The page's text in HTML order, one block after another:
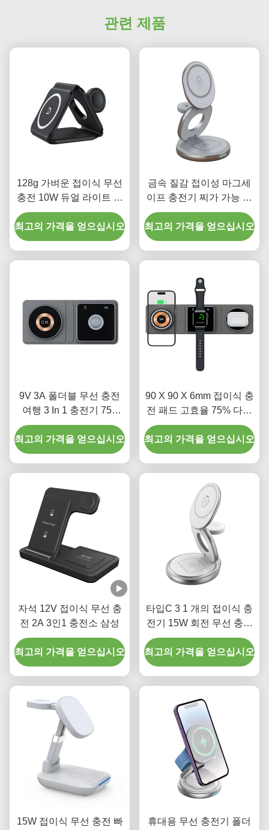
관련 제품
128g 가벼운 접이식 무선
충전 10W 듀얼 라이트 디
스플레이 디자인
최고의 가격을 얻으십시오
금속 질감 접이성 마그세
이프 충전기 찌가 가능 여
러 기기용 진크 합금 무선
충전기
최고의 가격을 얻으십시오
9V 3A 폴더블 무선 충전
여행 3 In 1 충전기 75g
5W 7.5W 10W
최고의 가격을 얻으십시오
90 X 90 X 6mm 접이식 충
전 패드 고효율 75% 다기
능 무선 충전기 50g
최고의 가격을 얻으십시오
자석 12V 접이식 무선 충
전 2A 3인1 충전소 삼성
최고의 가격을 얻으십시오
타입C 3 1 개의 접이식 충
전기 15W 회전 무선 충전
기 ROHS
최고의 가격을 얻으십시오
15W 접이식 무선 충전 빠
휴대용 무선 충전기 폴더